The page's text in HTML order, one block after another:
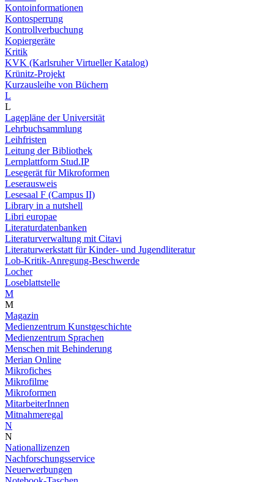
Kontoinformationen
Kontosperrung
Kontrollverbuchung
Kopiergeräte
Kritik
KVK (Karlsruher Virtueller Katalog)
Krünitz-Projekt
Kurzausleihe von Büchern
L
L
Lagepläne der Universität
Lehrbuchsammlung
Leihfristen
Leitung der Bibliothek
Lernplattform Stud.IP
Lesegerät für Mikroformen
Leserausweis
Lesesaal F (Campus II)
Library in a nutshell
Libri europae
Literaturdatenbanken
Literaturverwaltung mit Citavi
Literaturwerkstatt für Kinder- und Jugendliteratur
Lob-Kritik-Anregung-Beschwerde
Locher
Loseblattstelle
M
M
Magazin
Medienzentrum Kunstgeschichte
Medienzentrum Sprachen
Menschen mit Behinderung
Merian Online
Mikrofiches
Mikrofilme
Mikroformen
MitarbeiterInnen
Mitnahmeregal
N
N
Nationallizenzen
Nachforschungsservice
Neuerwerbungen